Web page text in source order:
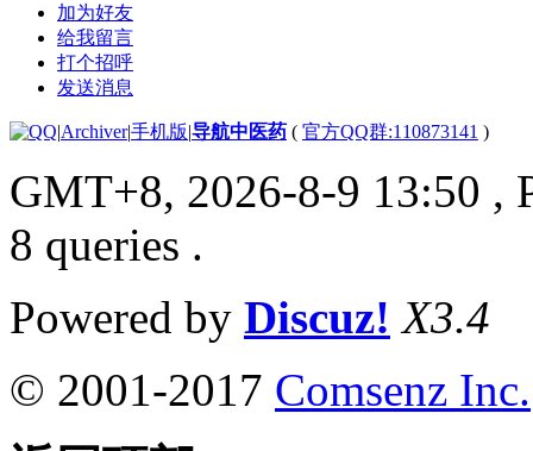
加为好友
给我留言
打个招呼
发送消息
|Archiver|手机版|导航中医药 ( 官方QQ群:110873141 )
GMT+8, 2026-8-9 13:50 ,
8 queries .
Powered by Discuz! X3.4
© 2001-2017 Comsenz Inc.